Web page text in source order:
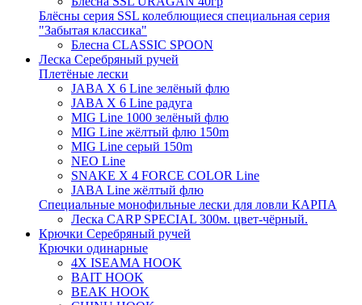
Блёсны серия SSL колеблющиеся специальная серия
"Забытая классика"
Блесна CLASSIC SPOON
Леска Серебряный ручей
Плетёные лески
JABA X 6 Line зелёный флю
JABA X 6 Line радуга
MIG Line 1000 зелёный флю
MIG Line жёлтый флю 150m
MIG Line серый 150m
NEO Line
SNAKE X 4 FORCE COLOR Line
JABA Line жёлтый флю
Специальные монофильные лески для ловли КАРПА
Леска CARP SPECIAL 300м. цвет-чёрный.
Крючки Серебряный ручей
Крючки одинарные
4X ISEAMA HOOK
BAIT HOOK
BEAK HOOK